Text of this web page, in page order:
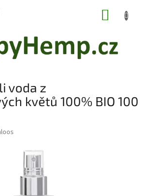
voda z
květů 100% BIO 100